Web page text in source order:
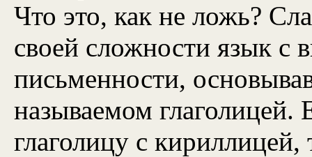
Что это, как не ложь?
своей сложности язык с
письменности,
называемом глаголицей.
глаголицу с